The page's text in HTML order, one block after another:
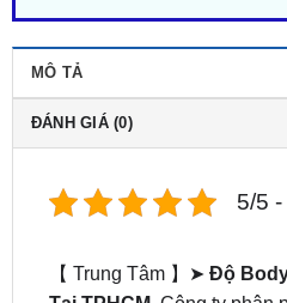
ĐÁNH GIÁ (0)
【 Trung Tâm 】➤Độ
Toyota tại Sài Gòn. Gắn